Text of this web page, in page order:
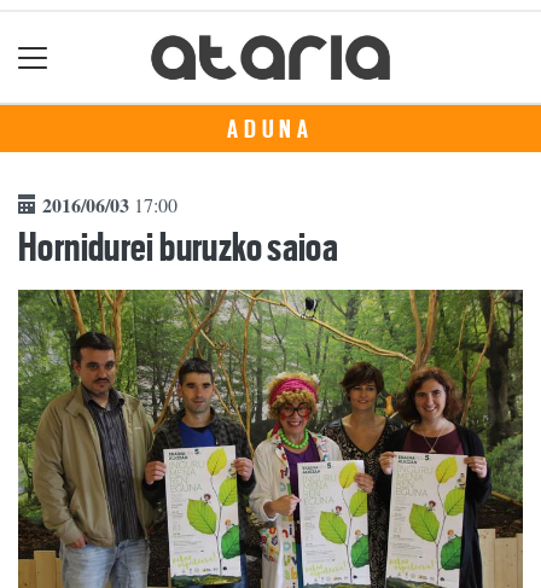
ADUNA
2016/06/03 17:00
Hornidurei buruzko saioa